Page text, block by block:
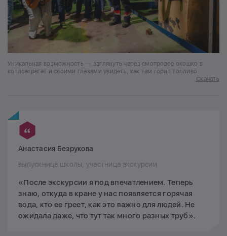
Уникальная возможность — заглянуть через смотровое окошко в
котлоагрегат и своими глазами увидеть, как там горит топливо
Скачать
Анастасия Безрукова
выпускница школы, участница экскурсии
«После экскурсии я под впечатлением. Теперь
знаю, откуда в кране у нас появляется горячая
вода, кто ее греет, как это важно для людей. Не
ожидала даже, что тут так много разных труб».